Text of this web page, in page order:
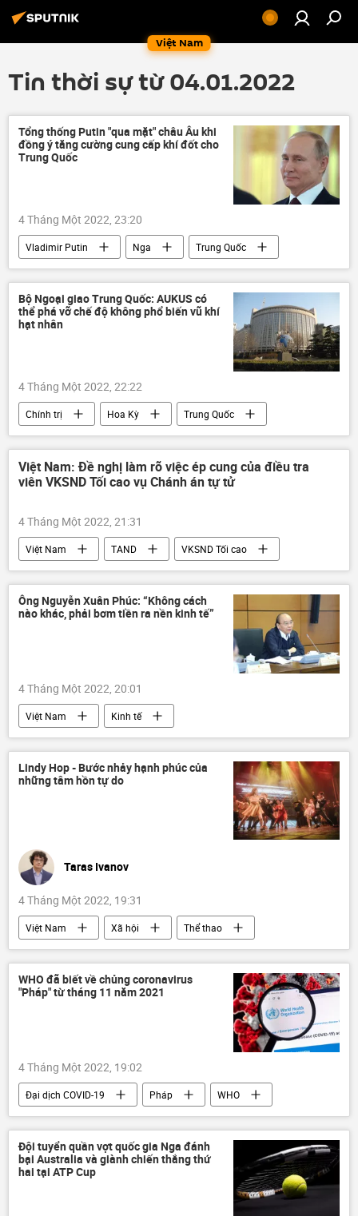
Việt Nam
Tin thời sự từ 04.01.2022
Tổng thống Putin "qua mặt" châu Âu khi
đồng ý tăng cường cung cấp khí đốt cho
Trung Quốc
4 Tháng Một 2022, 23:20
Vladimir Putin Nga
Trung Quốc
Dòng chảy phương Bắc-2
Báo chí thế giới
khí đốt
Bộ Ngoại giao Trung Quốc: AUKUS có
thể phá vỡ chế độ không phổ biến vũ khí
hạt nhân
4 Tháng Một 2022, 22:22
Chính trị Hoa Kỳ
Trung Quốc
Anh
Australia
IAEA
vũ khí hạt nhân
Bộ Ngoại giao Trung Quốc
AUKUS
Việt Nam: Đề nghị làm rõ việc ép cung của điều tra
viên VKSND Tối cao vụ Chánh án tự tử
4 Tháng Một 2022, 21:31
Việt Nam TAND VKSND Tối cao
Ông Nguyễn Xuân Phúc: “Không cách
nào khác, phải bơm tiền ra nền kinh tế”
4 Tháng Một 2022, 20:01
Việt Nam
Kinh tế
Nguyễn Xuân Phúc
Lindy Hop - Bước nhảy hạnh phúc của
những tâm hồn tự do
Taras Ivanov
4 Tháng Một 2022, 19:31
Việt Nam Xã hội
Thể thao
Văn hóa
Hà Nội nhảy múa
WHO đã biết về chủng coronavirus
"Pháp" từ tháng 11 năm 2021
4 Tháng Một 2022, 19:02
Đại dịch COVID-19 Pháp
WHO
virus
Vaccine Sức khoẻ
Đội tuyển quần vợt quốc gia Nga đánh
bại Australia và giành chiến thắng thứ
hai tại ATP Cup